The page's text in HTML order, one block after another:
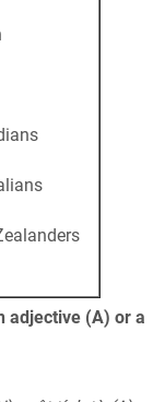
adjective (A) or a